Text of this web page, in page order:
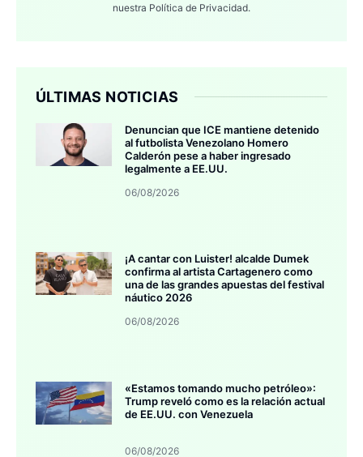
nuestra Política de Privacidad.
ÚLTIMAS NOTICIAS
Denuncian que ICE mantiene detenido
al futbolista Venezolano Homero
Calderón pese a haber ingresado
legalmente a EE.UU.
06/08/2026
¡A cantar con Luister! alcalde Dumek
confirma al artista Cartagenero como
una de las grandes apuestas del festival
náutico 2026
06/08/2026
«Estamos tomando mucho petróleo»:
Trump reveló como es la relación actual
de EE.UU. con Venezuela
06/08/2026